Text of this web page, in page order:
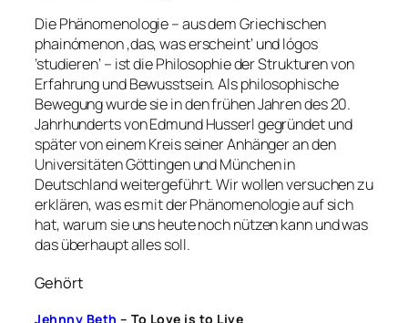
Die Phänomenologie – aus dem Griechischen
phainómenon ‚das, was erscheint‘ und lógos
’studieren‘ – ist die Philosophie der Strukturen von
Erfahrung und Bewusstsein. Als philosophische
Bewegung wurde sie in den frühen Jahren des 20.
Jahrhunderts von Edmund Husserl gegründet und
später von einem Kreis seiner Anhänger an den
Universitäten Göttingen und München in
Deutschland weitergeführt. Wir wollen versuchen zu
erklären, was es mit der Phänomenologie auf sich
hat, warum sie uns heute noch nützen kann und was
das überhaupt alles soll.
Gehört
Jehnny Beth – To Love is to Live